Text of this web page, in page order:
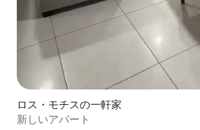
ロス・モチスの一軒家
新しいアパート